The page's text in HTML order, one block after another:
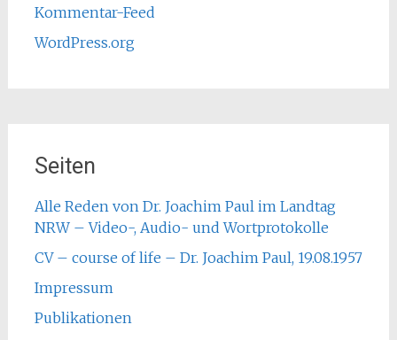
Kommentar-Feed
WordPress.org
Seiten
Alle Reden von Dr. Joachim Paul im Landtag
NRW – Video-, Audio- und Wortprotokolle
CV – course of life – Dr. Joachim Paul, 19.08.1957
Impressum
Publikationen